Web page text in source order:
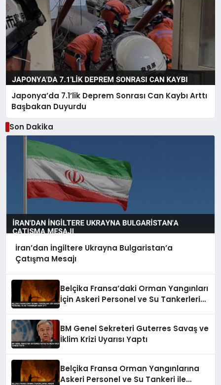
Japonya’da 7.1’lik Deprem Sonrası Can Kaybı Arttı
Başbakan Duyurdu
Son Dakika
İran’dan İngiltere Ukrayna Bulgaristan’a
Çatışma Mesajı
Belçika Fransa’daki Orman Yangınları
İçin Askeri Personel ve Su Tankerleri
BM Genel Sekreteri Guterres Savaş ve
İklim Krizi Uyarısı Yaptı
Belçika Fransa Orman Yangınlarına
Askeri Personel ve Su Tankeri ile